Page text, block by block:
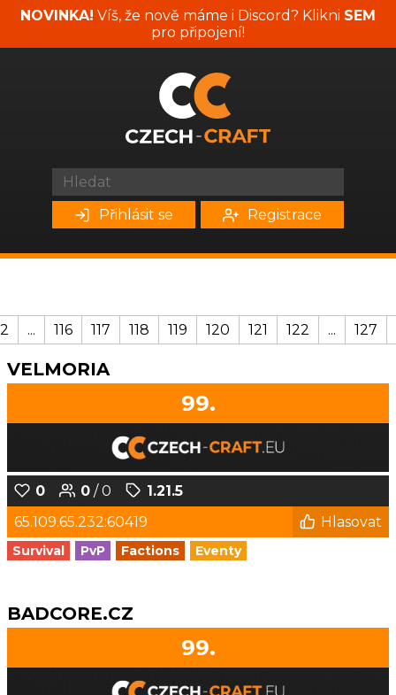
NOVINKA! Víš, že nově máme i Discord? Klikni SEM
pro připojení!
Přihlásit se Registrace
2 ... 116 117 118 119 120 121 122 ... 127
VELMORIA
99.
0 0 / 0
1.21.5
65.109.65.232:60419
Hlasovat
Survival PvP Factions Eventy
BADCORE.CZ
99.